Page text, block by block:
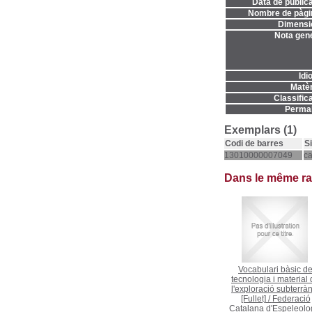
Data de
Nombre de
Nota
Exemplars (1)
Codi de barres
13010000007049
Dans le même
Vocabulari bàsic de
tecnologia i material
l'exploració
[Fullet] / Federació
Catalana